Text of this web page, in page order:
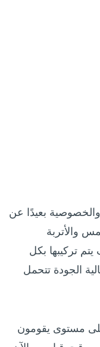
بعيدًا عن
والأتربة
تركيبها بكل
الجودة تتحمل
مستوى يقومون